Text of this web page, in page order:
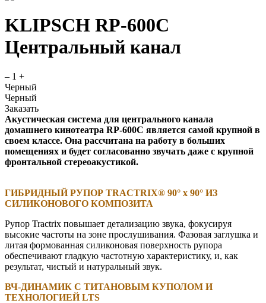
KLIPSCH RP-600C
Центральный канал
– 1 +
Черный
Черный
Заказать
Акустическая система для центрального канала
домашнего кинотеатра RP-600C является самой крупной в
своем классе. Она рассчитана на работу в больших
помещениях и будет согласованно звучать даже с крупной
фронтальной стереоакустикой.
ГИБРИДНЫЙ РУПОР TRACTRIX® 90° x 90° ИЗ
СИЛИКОНОВОГО КОМПОЗИТА
Рупор Tractrix повышает детализацию звука, фокусируя
высокие частоты на зоне прослушивания. Фазовая заглушка и
литая формованная силиконовая поверхность рупора
обеспечивают гладкую частотную характеристику, и, как
результат, чистый и натуральный звук.
ВЧ-ДИНАМИК С ТИТАНОВЫМ КУПОЛОМ И
ТЕХНОЛОГИЕЙ LTS